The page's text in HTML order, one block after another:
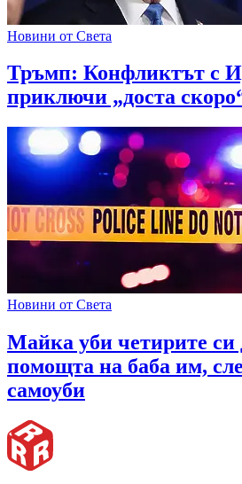
Новини от Света
Тръмп: Конфликтът с
приключи „доста
Новини от Света
Майка уби четирите си
помощта на баба им,
самоуби